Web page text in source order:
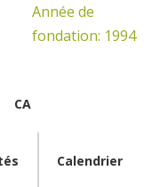
Année de
fondation: 1994
CA
Calendrier